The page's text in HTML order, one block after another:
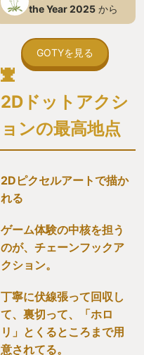
the Year 2025 から
GOTYを見る
2Dドットアクシ
ョンの最高地点
2Dピクセルアートで描か
れる
ゲーム体験の中核を担う
のが、チェーンフックア
クション。
丁寧に伏線張って回収し
て、裏切って、「ホロ
リ」とくるところまで用
意されてる。